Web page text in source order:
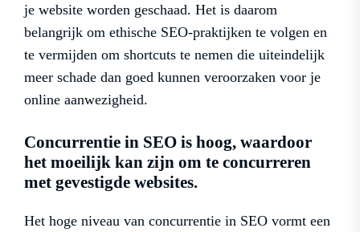
je website worden geschaad. Het is daarom
belangrijk om ethische SEO-praktijken te volgen en
te vermijden om shortcuts te nemen die uiteindelijk
meer schade dan goed kunnen veroorzaken voor je
online aanwezigheid.
Concurrentie in SEO is hoog, waardoor
het moeilijk kan zijn om te concurreren
met gevestigde websites.
Het hoge niveau van concurrentie in SEO vormt een